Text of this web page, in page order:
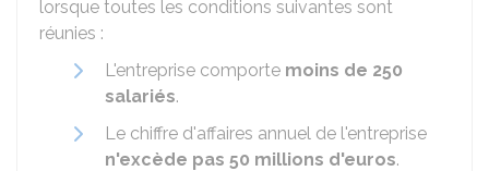
lorsque toutes les conditions suivantes sont
réunies :
L'entreprise comporte moins de 250
salariés.
Le chiffre d'affaires annuel de l'entreprise
n'excède pas 50 millions d'euros.